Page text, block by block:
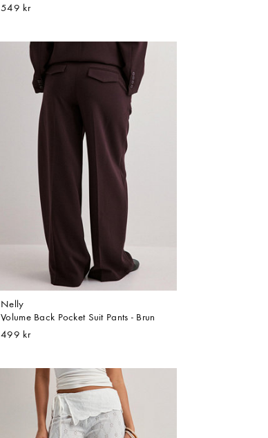
549 kr
Nelly
Volume Back Pocket Suit Pants - Brun
499 kr